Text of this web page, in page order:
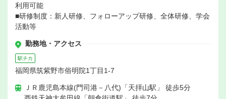
利用可能
■研修制度：新人研修、フォローアップ研修、全体研修、学会
活動等
勤務地・アクセス
駅チカ
福岡県筑紫野市俗明院1丁目1-7
ＪＲ鹿児島本線(門司港－八代)「天拝山駅」 徒歩5分